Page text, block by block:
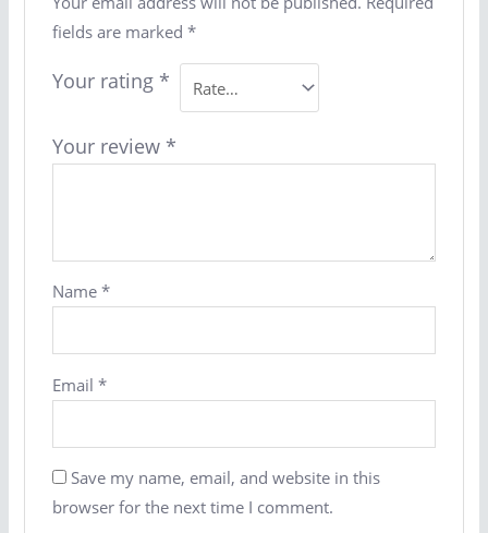
fields are marked *
Your rating *
Your review *
Name *
Email *
Save my name, email, and website in this
browser for the next time I comment.